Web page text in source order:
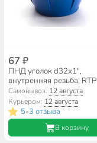
67 ₽
ПНД уголок d32х1",
внутренняя резьба, RTP
Самовывоз: 12 августа
Курьером: 12 августа
5•3 отзыва
В корзину